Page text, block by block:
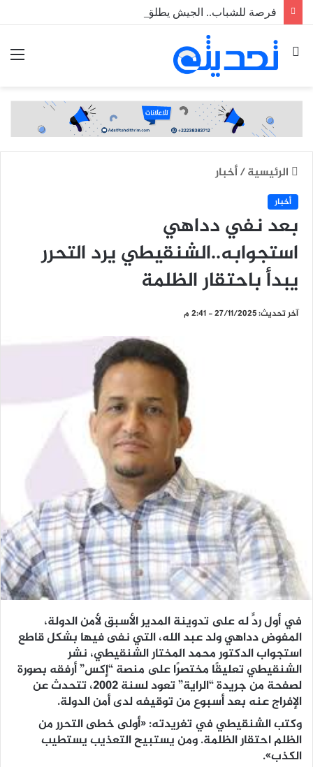
بحث
عن
الرئيسية/أخبار
أخبار
بعد نفي دداهي
استجوابه..الشنقيطي يرد التحرر
يبدأ باحتقار الظلمة
آخر تحديث: 27/11/2025 - 2:41 م
في أول ردٍّ له على تدوينة المدير الأسبق لأمن الدولة،
المفوض دداهي ولد عبد الله، التي نفى فيها بشكل قاطع
استجواب الدكتور محمد المختار الشنقيطي، نشر
الشنقيطي تعليقًا مختصرًا على منصة “إكس” أرفقه بصورة
لصفحة من جريدة “الراية” تعود لسنة 2002، تتحدث عن
الإفراج عنه بعد أسبوع من توقيفه لدى أمن الدولة.
وكتب الشنقيطي في تغريدته: «أولى خطى التحرر من
الظلم احتقار الظلمة. ومن يستبيح التعذيب يستطيب
الكذب».